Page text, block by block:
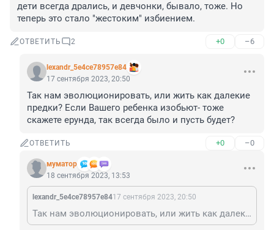
дети всегда дрались, и девчонки, бывало, тоже. Но
теперь это стало "жестоким" избиением.
ОТВЕТИТЬ 2 +0 –6
lexandr_5e4ce78957e84
17 сентября 2023, 20:50
Так нам эволюционировать, или жить как далекие
предки? Если Вашего ребенка изобьют- тоже
скажете ерунда, так всегда было и пусть будет?
ОТВЕТИТЬ +0 –0
муматор
18 сентября 2023, 13:53
lexandr_5e4ce78957e8417 сентября 2023, 20:50
Так нам эволюционировать, или жить как далекие предки? Если Вашего ребенка изобьют- тоже скажете ерунда, так всегда было и пусть будет?